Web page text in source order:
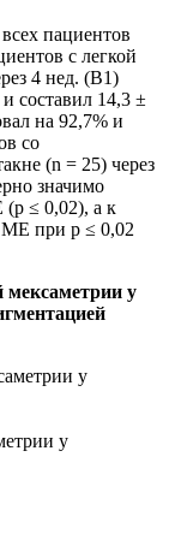
пациентов
с легкой
4 нед. (В1)
составил 14,3 ±
на 92,7% и
со
(n = 25) через
значимо
(p ≤ 0,02), а к
МЕ при p ≤ 0,02
мексаметрии у
у